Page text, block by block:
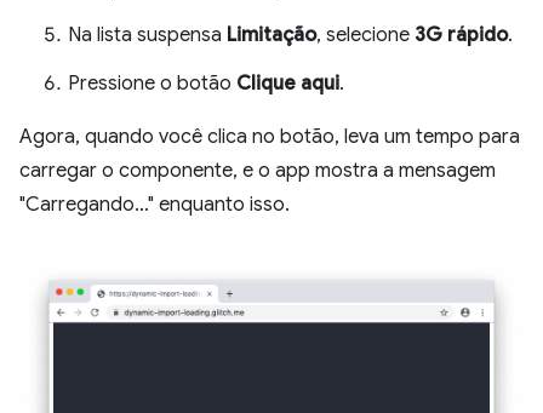
Na lista suspensa Limitação, selecione 3G rápido.
Pressione o botão Clique aqui.
Agora, quando você clica no botão, leva um tempo para
carregar o componente, e o app mostra a mensagem
"Carregando…" enquanto isso.